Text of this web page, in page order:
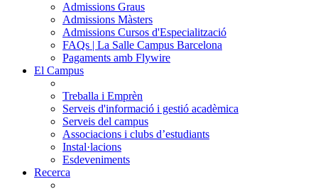
Admissions Graus
Admissions Màsters
Admissions Cursos d'Especialització
FAQs | La Salle Campus Barcelona
Pagaments amb Flywire
El Campus
Treballa i Emprèn
Serveis d'informació i gestió acadèmica
Serveis del campus
Associacions i clubs d’estudiants
Instal·lacions
Esdeveniments
Recerca